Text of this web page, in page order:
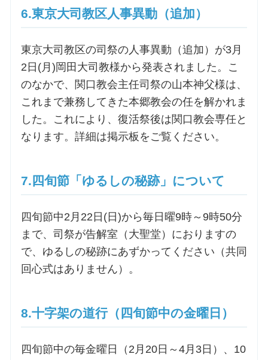
6.東京大司教区人事異動（追加）
東京大司教区の司祭の人事異動（追加）が3月
2日(月)岡田大司教様から発表されました。こ
のなかで、関口教会主任司祭の山本神父様は、
これまで兼務してきた本郷教会の任を解かれま
した。これにより、復活祭後は関口教会専任と
なります。詳細は掲示板をご覧ください。
7.四旬節「ゆるしの秘跡」について
四旬節中2月22日(日)から毎日曜9時～9時50分
まで、司祭が告解室（大聖堂）におりますの
で、ゆるしの秘跡にあずかってください（共同
回心式はありません）。
8.十字架の道行（四旬節中の金曜日）
四旬節中の毎金曜日（2月20日～4月3日）、10